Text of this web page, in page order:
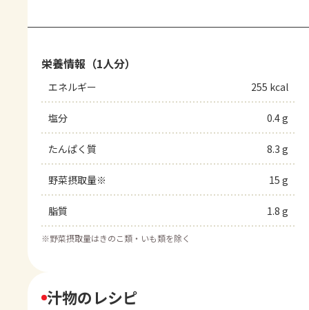
栄養情報（1人分）
エネルギー 255 kcal
塩分 0.4 g
たんぱく質 8.3 g
野菜摂取量※ 15 g
脂質 1.8 g
※野菜摂取量はきのこ類・いも類を除く
汁物のレシピ